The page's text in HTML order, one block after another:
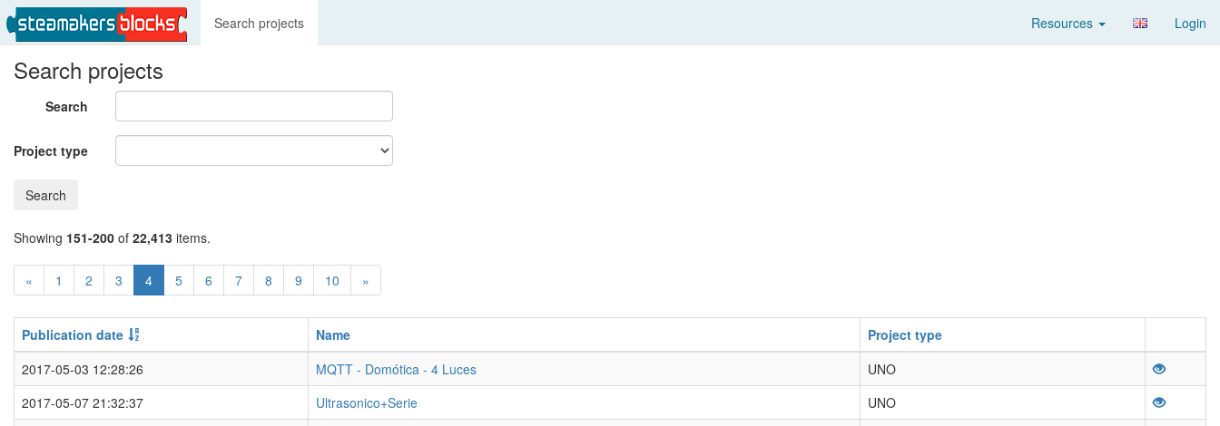
Search projects Login
Resources
Search projects
Search
Project type
Search
Showing 151-200 of 22,413 items.
« 1 2 3 4 5 6 7 8 9 10 »
Publication date Name
Project type
2017-05-03 12:28:26
MQTT - Domótica - 4 Luces
UNO
2017-05-07 21:32:37
Ultrasonico+Serie
UNO